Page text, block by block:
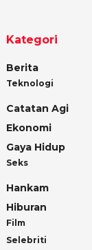
Kategori
Berita
Teknologi
Catatan Agi
Ekonomi
Gaya Hidup
Seks
Hankam
Hiburan
Film
Selebriti